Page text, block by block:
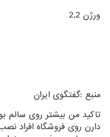
ورژن 2.2
منبع :گفتگوی ایران
تاکید من بیشتر روی سالم
دارن روی فروشگاه افراد